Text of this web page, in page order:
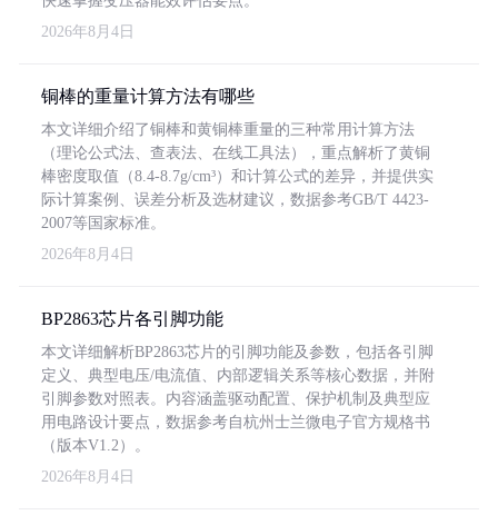
2026年8月4日
铜棒的重量计算方法有哪些
本文详细介绍了铜棒和黄铜棒重量的三种常用计算方法
（理论公式法、查表法、在线工具法），重点解析了黄铜
棒密度取值（8.4-8.7g/cm³）和计算公式的差异，并提供实
际计算案例、误差分析及选材建议，数据参考GB/T 4423-
2007等国家标准。
2026年8月4日
BP2863芯片各引脚功能
本文详细解析BP2863芯片的引脚功能及参数，包括各引脚
定义、典型电压/电流值、内部逻辑关系等核心数据，并附
引脚参数对照表。内容涵盖驱动配置、保护机制及典型应
用电路设计要点，数据参考自杭州士兰微电子官方规格书
（版本V1.2）。
2026年8月4日